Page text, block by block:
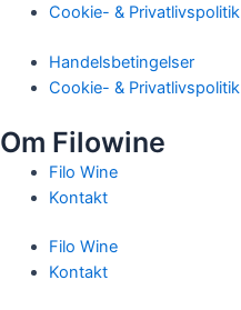
Cookie- & Privatlivspolitik
Handelsbetingelser
Cookie- & Privatlivspolitik
Om Filowine
Filo Wine
Kontakt
Filo Wine
Kontakt